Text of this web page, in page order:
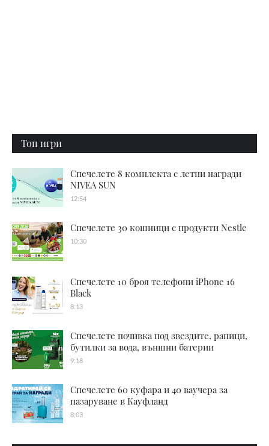
Топ игри
Спечелете 8 комплекта с летни награди
NIVEA SUN
12:54
Спечелете 30 кошници с продукти Nestle
10:30
Спечелете 10 броя телефони iPhone 16
Black
8:13
Спечелете почивка под звездите, раници,
бутилки за вода, външни батерии
9:18
Спечелете 60 куфара и 40 ваучера за
пазаруване в Кауфланд
8:03